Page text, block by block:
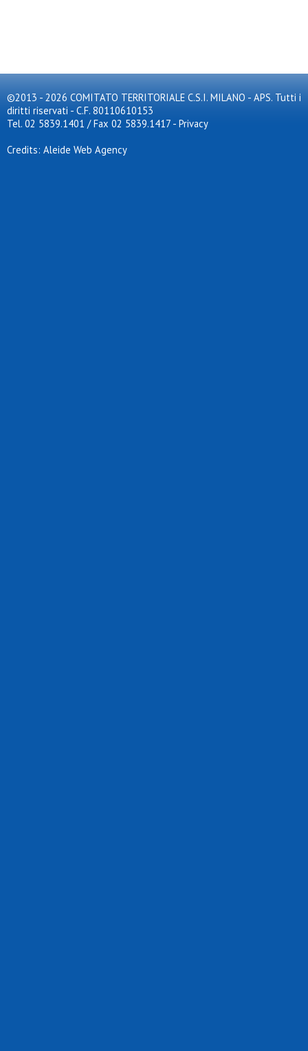
©2013 - 2026 COMITATO TERRITORIALE C.S.I. MILANO - APS. Tutti i
diritti riservati - C.F. 80110610153
Tel. 02 5839.1401 / Fax 02 5839.1417 - Privacy
Credits: Aleide Web Agency